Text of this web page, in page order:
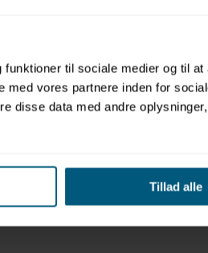
til sociale medier og til at
vores partnere inden for
disse data med andre
Tillad alle